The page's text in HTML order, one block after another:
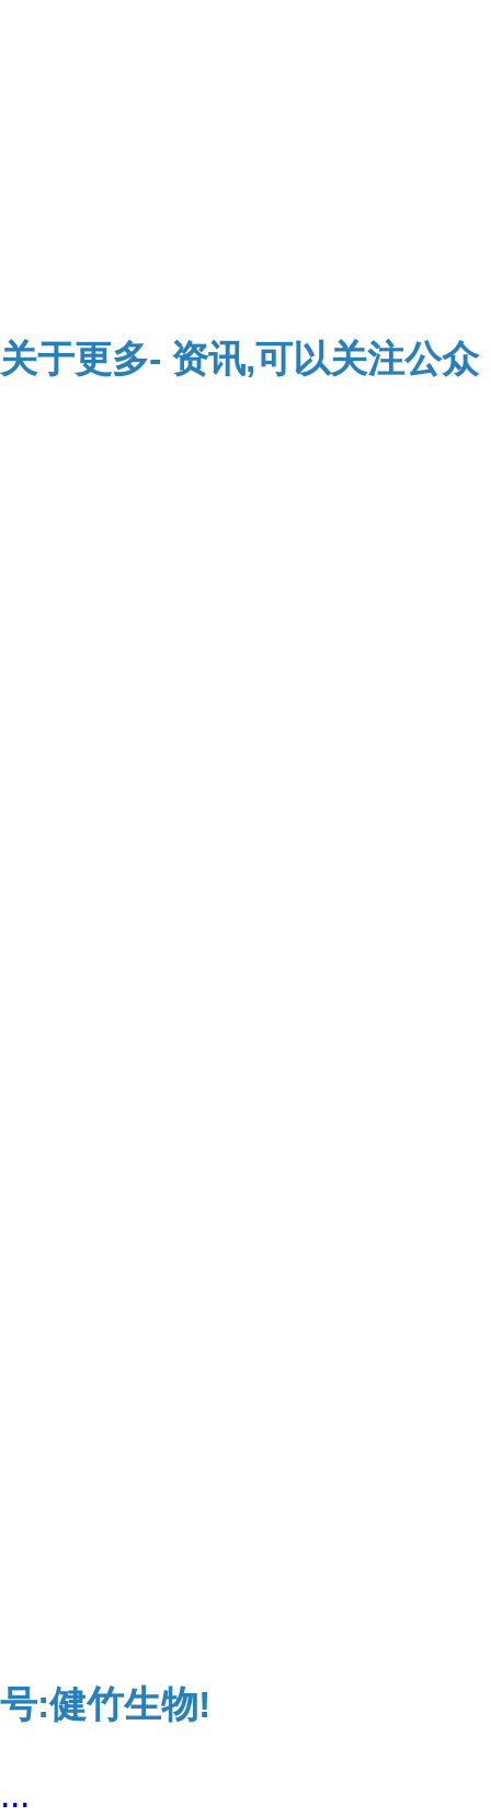
关于更多- 资讯,可以关注公众
号:健竹生物!
...